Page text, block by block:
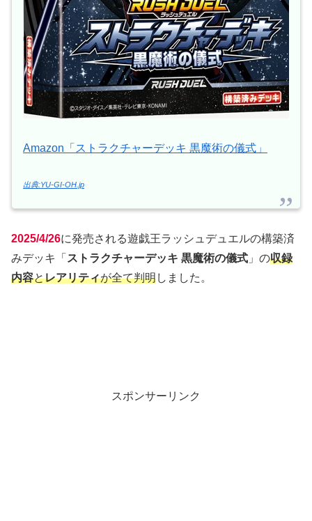
Amazon「ストラクチャーデッキ 黒魔術の儀式」
出典:YU-GI-OH.jp
2025/4/26に発売される遊戯王ラッシュデュエルの構築済
みデッキ「 ストラクチャーデッキ 黒魔術の儀式 」の収録
内容とレアリティが全て判明しました。
スポンサーリンク